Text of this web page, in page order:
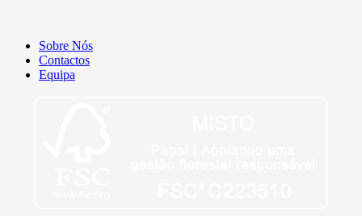
Sobre Nós
Contactos
Equipa